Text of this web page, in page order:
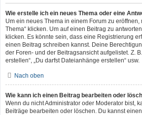
Wie erstelle ich ein neues Thema oder eine
Um ein neues Thema in einem Forum zu eröffnen,
Thema“ klicken. Um auf einen Beitrag zu
klicken. Es könnte sein, dass eine Registrierung
einen Beitrag schreiben kannst. Deine
der Foren- und der Beitragsansicht aufgelistet. Z.
erstellen“, „Du darfst Dateianhänge erstellen“ usw.
Nach oben
Wie kann ich einen Beitrag bearbeiten oder
Wenn du nicht Administrator oder Moderator bist,
Beiträge bearbeiten oder löschen. Du kannst